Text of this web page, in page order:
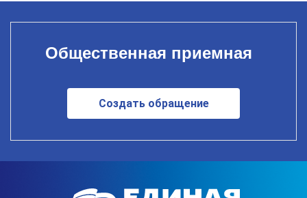
Общественная приемная
Создать обращение